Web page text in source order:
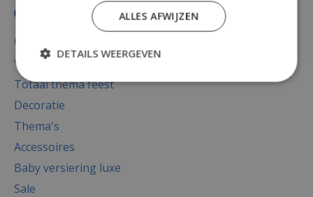
Categorieën
Versiering
Totaal thema feest
Decoratie
Thema's
Accessoires
Baby versiering luxe
Sale
ALLES AFWIJZEN
DETAILS WEERGEVEN